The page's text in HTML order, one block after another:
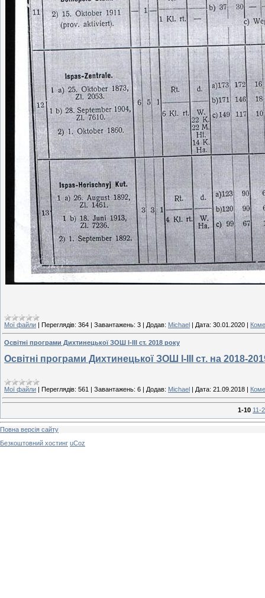
Мої файли | Переглядів: 364 | Завантажень: 3 | Додав: Michael | Дата: 30.01.2020 |
Освітні програми Дихтинецької ЗОШ І-ІІІ ст. 2018 року
Освітні програми Дихтинецької ЗОШ І-ІІІ ст. на 2018-
Мої файли | Переглядів: 561 | Завантажень: 6 | Додав: Michael | Дата: 21.09.2018 |
1-10 11-
Повна версія сайту
Безкоштовний хостинг uCoz